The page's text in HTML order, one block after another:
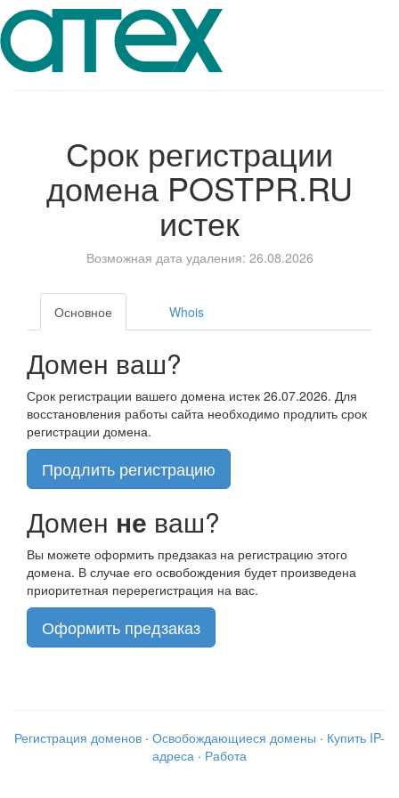
Срок регистрации
домена POSTPR.RU
истек
Возможная дата удаления: 26.08.2026
Основное Whois
Домен ваш?
Срок регистрации вашего домена истек 26.07.2026. Для
восстановления работы сайта необходимо продлить срок
регистрации домена.
Продлить регистрацию
Домен не ваш?
Вы можете оформить предзаказ на регистрацию этого
домена. В случае его освобождения будет произведена
приоритетная перерегистрация на вас.
Оформить предзаказ
Регистрация доменов · Освобождающиеся домены · Купить IP-
адреса · Работа